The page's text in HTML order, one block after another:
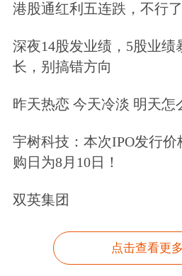
正常情况。”小米汽
常不影响车辆的制动
速去除车辆锈迹，可
续制动方式。
对此，小米汽车提供
收模式的情况下，车
港股通红利五连跌，不行
深夜14股发业绩，5股业绩
长，别搞错方向
昨天热恋 今天冷淡 明天怎
宇树科技：本次IPO发行价
购日为8月10日！
双英集团
点击查看更